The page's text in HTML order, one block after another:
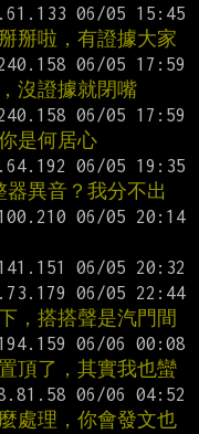
掰啦，有證據大家
沒證據就閉嘴
是何居心
異音？我分不出
，搭搭聲是汽門間
頂了，其實我也蠻
處理，你會發文也